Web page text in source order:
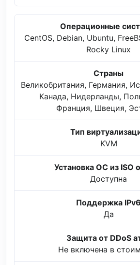
Операционные
CentOS, Debian, Ubuntu,
Rocky Linux
Страны
Великобритания, Германия,
Канада, Нидерланды,
Франция, Швеция,
Тип
KVM
Установка ОС из ISO
Доступна
Поддержка IPv6
Да
Защита от DDoS
Не включена в